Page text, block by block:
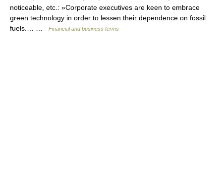
noticeable, etc.: »Corporate executives are keen to embrace
green technology in order to lessen their dependence on fossil
fuels.… …
Financial and business terms